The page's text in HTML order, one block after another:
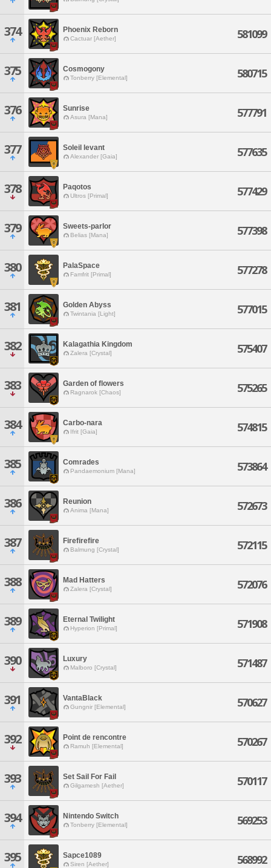
374 Phoenix Reborn
Cactuar [Aether] 581099
375 Cosmogony
Tonberry [Elemental] 580715
376 Sunrise
Asura [Mana] 577791
377 Soleil levant
Alexander [Gaia] 577635
378 Paqotos
Ultros [Primal] 577429
379 Sweets-parlor
Belias [Mana] 577398
380 PalaSpace
Famfrit [Primal] 577278
381 Golden Abyss
Twintania [Light] 577015
382 Kalagathia Kingdom
Zalera [Crystal] 575407
383 Garden of flowers
Ragnarok [Chaos] 575265
384 Carbo-nara
Ifrit [Gaia] 574815
385 Comrades
Pandaemonium [Mana] 573864
386 Reunion
Anima [Mana] 572673
387 Firefirefire
Balmung [Crystal] 572115
388 Mad Hatters
Zalera [Crystal] 572076
389 Eternal Twilight
Hyperion [Primal] 571908
390 Luxury
Malboro [Crystal] 571487
391 VantaBlack
Gungnir [Elemental] 570627
392 Point de rencontre
Ramuh [Elemental] 570267
393 Set Sail For Fail
Gilgamesh [Aether] 570117
394 Nintendo Switch
Tonberry [Elemental] 569253
395 Sapce1089
Siren [Aether] 568992